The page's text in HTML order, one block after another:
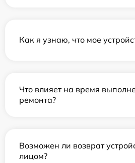
Как я узнаю, что мое
Что влияет на время
ремонта?
Возможен ли возврат
лицом?